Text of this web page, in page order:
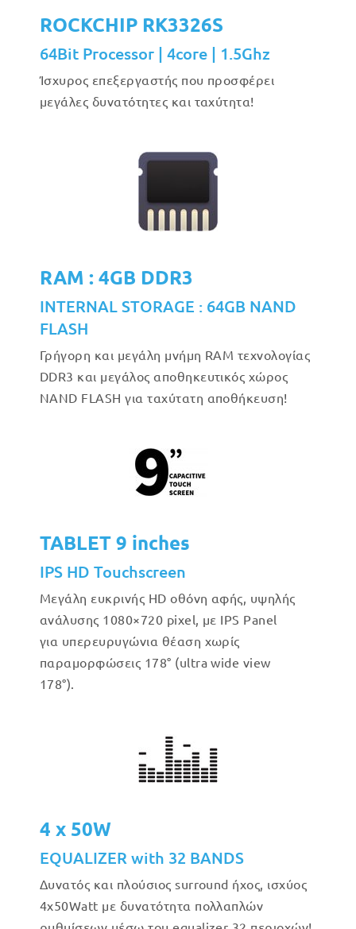
ROCKCHIP RK3326S
64Bit Processor | 4core | 1.5Ghz
Ίσχυρος επεξεργαστής που προσφέρει
μεγάλες δυνατότητες και ταχύτητα!
RAM : 4GB DDR3
INTERNAL STORAGE : 64GB NAND
FLASH
Γρήγορη και μεγάλη μνήμη RAM τεχνολογίας
DDR3 και μεγάλος αποθηκευτικός χώρος
NAND FLASH για ταχύτατη αποθήκευση!
TABLET 9 inches
IPS HD Touchscreen
Μεγάλη ευκρινής HD οθόνη αφής, υψηλής
ανάλυσης 1080×720 pixel, με IPS Panel
για υπερευρυγώνια θέαση χωρίς
παραμορφώσεις 178° (ultra wide view
178°).
4 x 50W
EQUALIZER with 32 BANDS
Δυνατός και πλούσιος surround ήχος, ισχύος
4x50Watt με δυνατότητα πολλαπλών